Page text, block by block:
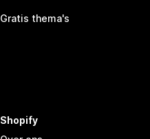
Gratis thema's
Shopify